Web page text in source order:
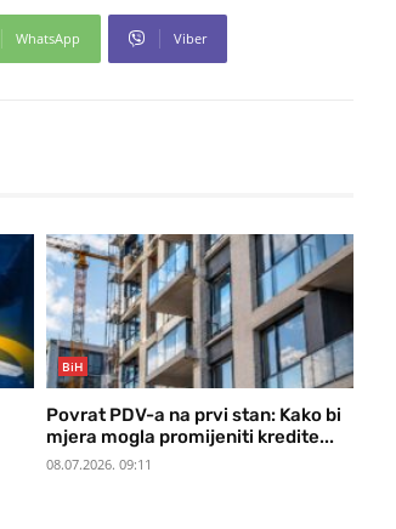
WhatsApp Viber
BiH
Povrat PDV-a na prvi stan: Kako bi
mjera mogla promijeniti kredite...
08.07.2026. 09:11